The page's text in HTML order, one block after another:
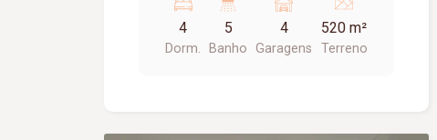
(sendo 02 conjugadas) banheiro social
com box e espelho, parte térrea com
sala, 4 salas sendo 02 conjugadas ,
4
Dorm.
5
Banho
4
Garagens
520 m²
Terreno